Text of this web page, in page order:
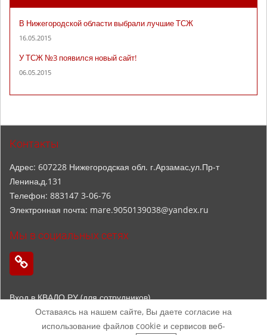
В Нижегородской области выбрали лучшие ТСЖ
16.05.2015
У ТСЖ №3 появился новый сайт!
06.05.2015
Контакты
Адрес: 607228 Нижегородская обл. г.Арзамас,ул.Пр-т
Ленина,д.131
Телефон: 883147 3-06-76
Электронная почта: mare.9050139038@yandex.ru
Мы в социальных сетях
Вход в КВАДО.РУ (для сотрудников)
Оставаясь на нашем сайте, Вы даете согласие на
использование файлов cookie и сервисов веб-